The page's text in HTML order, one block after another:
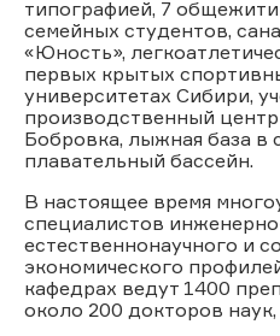
типографией, 7
семейных студентов,
«Юность»,
первых крытых
университетах Сибири,
производственный
Бобровка, лыжная база в
плавательный бассейн.
В настоящее время
специалистов
естественнонаучного и
экономического
кафедрах ведут 1400
около 200 докторов